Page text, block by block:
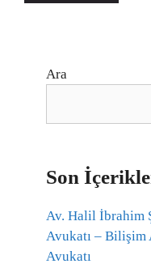
Ara
Son
Av. Halil İbrahim
Avukatı – Bilişim
Avukatı